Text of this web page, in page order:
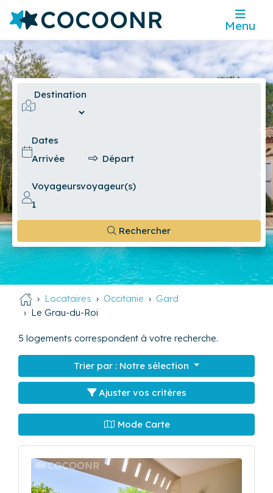
Menu
Destination
Dates
Voyageursvoyageur(s)
Rechercher
Locataires Occitanie
Gard
Le Grau-du-Roi
5 logements correspondent à votre recherche.
Trier par : Notre sélection
Ajuster vos critères
Mode Carte